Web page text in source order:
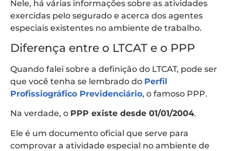
Nele, há várias informações sobre as atividades
exercidas pelo segurado e acerca dos agentes
especiais existentes no ambiente de trabalho.
Diferença entre o LTCAT e o PPP
Quando falei sobre a definição do LTCAT, pode ser
que você tenha se lembrado do Perfil
Profissiográfico Previdenciário, o famoso PPP.
Na verdade, o PPP existe desde 01/01/2004.
Ele é um documento oficial que serve para
comprovar a atividade especial no ambiente de